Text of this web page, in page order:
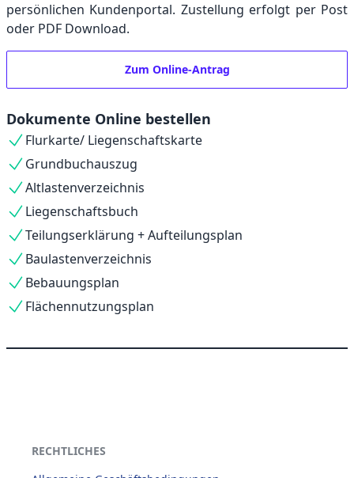
persönlichen Kundenportal. Zustellung erfolgt per Post
oder PDF Download.
Zum Online-Antrag
Dokumente Online bestellen
Flurkarte/ Liegenschaftskarte
Grundbuchauszug
Altlastenverzeichnis
Liegenschaftsbuch
Teilungserklärung + Aufteilungsplan
Baulastenverzeichnis
Bebauungsplan
Flächennutzungsplan
RECHTLICHES